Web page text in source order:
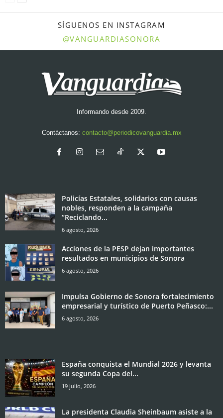
SÍGUENOS EN INSTAGRAM
@VANGUARDIASONORA
Informando desde 2009.
Contáctanos: contacto@periodicovanguardia.mx
Policías Estatales, solidarios con causas
nobles, responden a la campaña
“Reciclando...
6 agosto, 2026
Acciones de la PESP dejan importantes
resultados en municipios de Sonora
6 agosto, 2026
Impulsa Gobierno de Sonora fortalecimiento
empresarial y turístico de Puerto Peñasco:...
6 agosto, 2026
España conquista el Mundial 2026 y levanta
su segunda Copa del...
19 julio, 2026
La presidenta Claudia Sheinbaum asiste a la